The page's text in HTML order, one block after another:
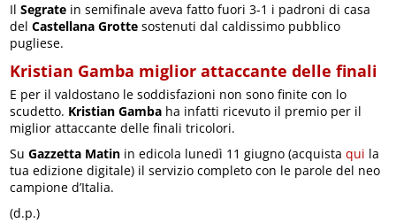
IlSegrate in semifinale aveva fatto fuori 3-1 i padroni di casa
delCastellana Grotte sostenuti dal caldissimo pubblico
pugliese.
Kristian Gamba miglior attaccante delle finali
E per il valdostano le soddisfazioni non sono finite con lo
scudetto. Kristian Gamba ha infatti ricevuto il premio per il
miglior attaccante delle finali tricolori.
SuGazzetta Matin in edicola lunedì 11 giugno (acquistaqui la
tua edizione digitale) il servizio completo con le parole del neo
campione d’Italia.
(d.p.)